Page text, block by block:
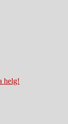
helg!